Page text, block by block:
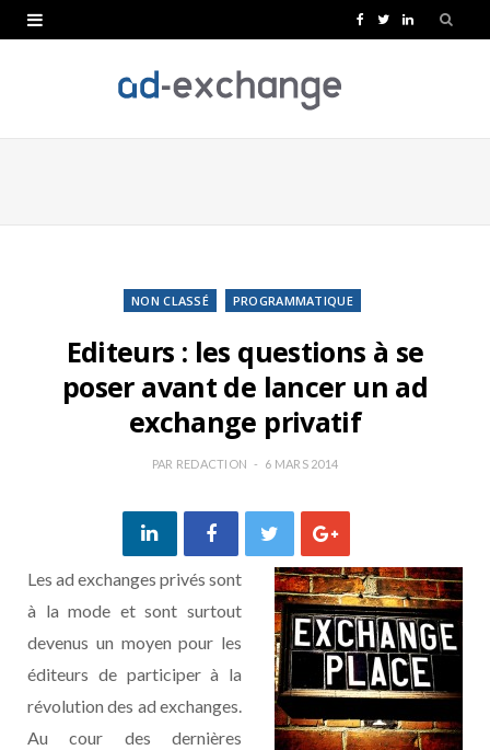
e
T
t
L
k
NON CLASSÉ PROGRAMMATIQUE
Editeurs : les questions à se
poser avant de lancer un ad
exchange privatif
PAR REDACTION 6 MARS 2014
Les ad exchanges privés sont
à la mode et sont surtout
devenus un moyen pour les
éditeurs de participer à la
révolution des ad exchanges.
Au cour des dernières